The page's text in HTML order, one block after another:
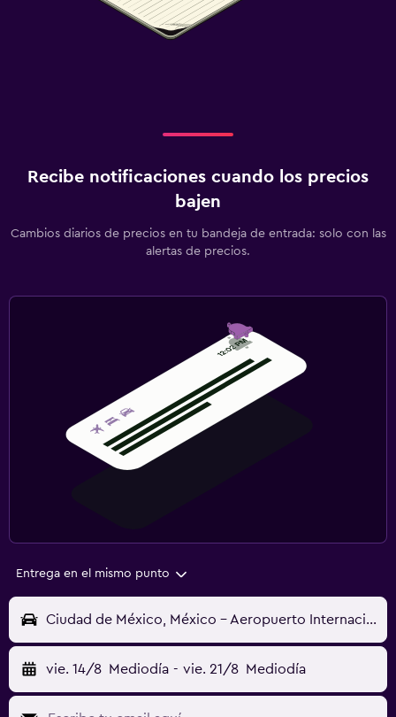
Recibe notificaciones cuando los precios
bajen
Cambios diarios de precios en tu bandeja de entrada: solo con las
alertas de precios.
Entrega en el mismo punto
Ciudad de México, México - Aeropuerto Internacional de la Ciudad de México (MEX)
vie. 14/8 Mediodía - vie. 21/8 Mediodía